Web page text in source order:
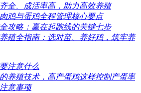
全、成活率高，助力高效养殖
鸡与蛋鸡全程管理核心要点
攻略：赢在起跑线的关键七步
殖全指南：选对苗、养好鸡，筑牢养
注意什么
养殖技术，高产蛋鸡这样控制产蛋率
意事项